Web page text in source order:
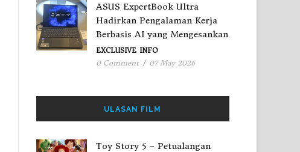
ASUS ExpertBook Ultra
Hadirkan Pengalaman Kerja
Berbasis AI yang Mengesankan
EXCLUSIVE INFO
0 Comment / 07 May 2026
ULASAN FILM
Toy Story 5 – Petualangan